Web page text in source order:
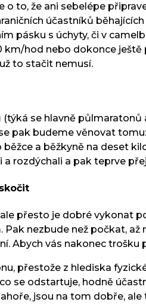
o to, že ani sebelépe
účastníků
pásku s úchyty, či v
km/hod nebo dokonce
to stačit nemusí.
se hlavně
pak budeme věnovat tomu:
a běžkyně na deset
rozdýchali a pak teprve
přesto je dobré vykonat
nezbude než počkat,
Abych vás nakonec trošku
přestože z hlediska
se odstartuje, hodně
jsou na tom dobře,